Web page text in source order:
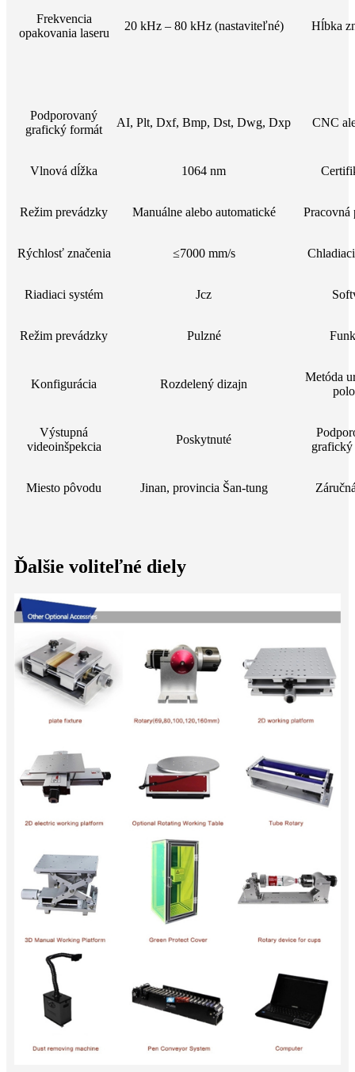
Frekvencia
opakovania laseru
20 kHz – 80 kHz (nastaviteľné) Hĺbka
Podporovaný
grafický formát
AI, Plt, Dxf, Bmp, Dst, Dwg, Dxp CNC
Vlnová dĺžka 1064 nm
Režim prevádzky Manuálne alebo automatické Pracovná
Rýchlosť značenia ≤7000 mm/s
Riadiaci systém Jcz
Režim prevádzky Pulzné
Konfigurácia Rozdelený dizajn
Metóda
Výstupná
videoinšpekcia
Poskytnuté
grafický
Miesto pôvodu Jinan, provincia Šan-tung
Ďalšie voliteľné diely